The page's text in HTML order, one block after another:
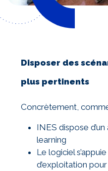
Disposer des
plus pertinents
Concrètement,
INES dispose
learning
Le logiciel
d’exploitation